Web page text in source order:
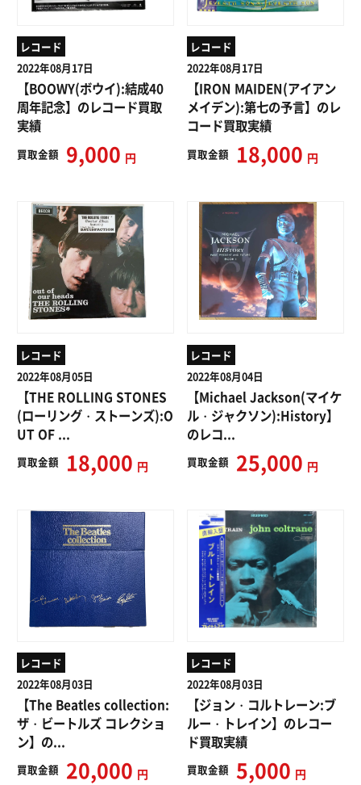
レコード
2022年08月17日
【BOOWY(ボウイ):結成40
周年記念】のレコード買取
実績
買取金額 9,000 円
レコード
2022年08月17日
【IRON MAIDEN(アイアン
メイデン):第七の予言】のレ
コード買取実績
買取金額 18,000 円
レコード
2022年08月05日
【THE ROLLING STONES
(ローリング・ストーンズ):O
UT OF ...
買取金額 18,000 円
レコード
2022年08月04日
【Michael Jackson(マイケ
ル・ジャクソン):History】
のレコ...
買取金額 25,000 円
レコード
2022年08月03日
【The Beatles collection:
ザ・ビートルズ コレクショ
ン】の...
買取金額 20,000 円
レコード
2022年08月03日
【ジョン・コルトレーン:ブ
ルー・トレイン】のレコー
ド買取実績
買取金額 5,000 円